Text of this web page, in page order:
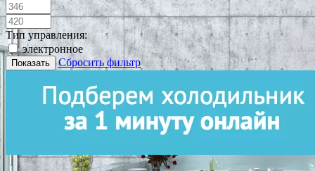
Тип управления:
электронное
Показать Сбросить фильтр